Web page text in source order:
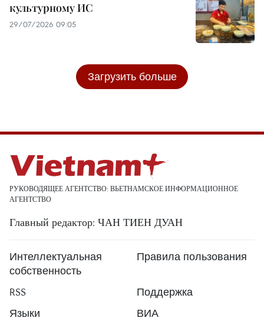
культурному ИС
29/07/2026 09:05
Загрузить больше
РУКОВОДЯЩЕЕ АГЕНТСТВО: ВЬЕТНАМСКОЕ ИНФОРМАЦИОННОЕ
АГЕНТСТВО
Главный редактор: ЧАН ТИЕН ДУАН
Интеллектуальная
собственность
Правила пользования
RSS
Поддержка
Языки
ВИА